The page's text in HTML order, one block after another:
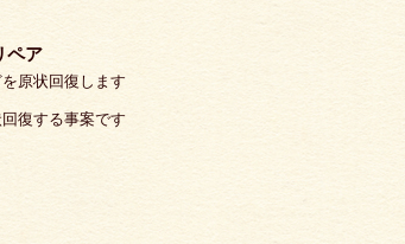
ペア
原状回復します
復する事案です